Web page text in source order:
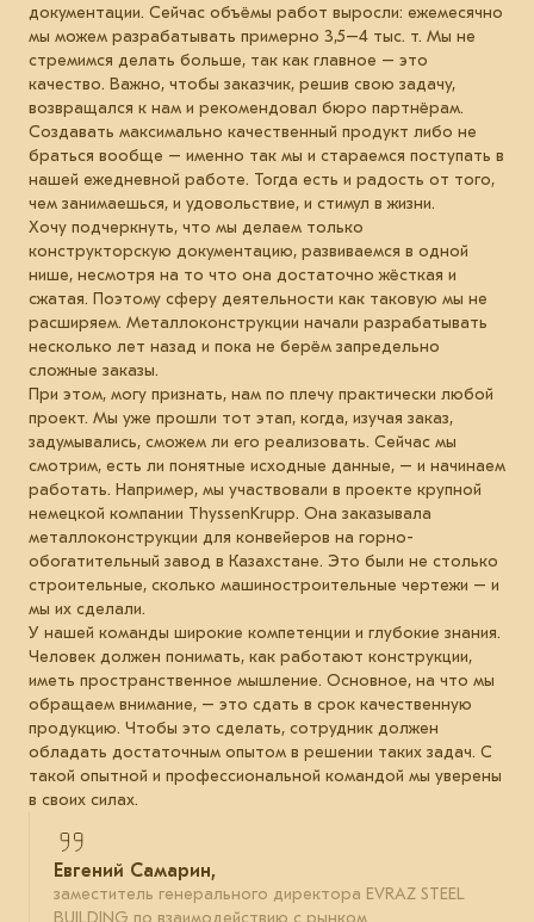
документации. Сейчас объёмы работ выросли: ежемесячно
мы можем разрабатывать примерно 3,5–4 тыс. т. Мы не
стремимся делать больше, так как главное – это
качество. Важно, чтобы заказчик, решив свою задачу,
возвращался к нам и рекомендовал бюро партнёрам.
Создавать максимально качественный продукт либо не
браться вообще – именно так мы и стараемся поступать в
нашей ежедневной работе. Тогда есть и радость от того,
чем занимаешься, и удовольствие, и стимул в жизни.
Хочу подчеркнуть, что мы делаем только
конструкторскую документацию, развиваемся в одной
нише, несмотря на то что она достаточно жёсткая и
сжатая. Поэтому сферу деятельности как таковую мы не
расширяем. Металлоконструкции начали разрабатывать
несколько лет назад и пока не берём запредельно
сложные заказы.
При этом, могу признать, нам по плечу практически любой
проект. Мы уже прошли тот этап, когда, изучая заказ,
задумывались, сможем ли его реализовать. Сейчас мы
смотрим, есть ли понятные исходные данные, – и начинаем
работать. Например, мы участвовали в проекте крупной
немецкой компании ThyssenKrupp. Она заказывала
металлоконструкции для конвейеров на горно-
обогатительный завод в Казахстане. Это были не столько
строительные, сколько машиностроительные чертежи – и
мы их сделали.
У нашей команды широкие компетенции и глубокие знания.
Человек должен понимать, как работают конструкции,
иметь пространственное мышление. Основное, на что мы
обращаем внимание, – это сдать в срок качественную
продукцию. Чтобы это сделать, сотрудник должен
обладать достаточным опытом в решении таких задач. С
такой опытной и профессиональной командой мы уверены
в своих силах.
Евгений Самарин,
заместитель генерального директора EVRAZ STEEL
BUILDING по взаимодействию с рынком